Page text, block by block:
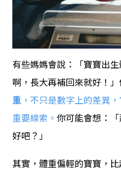
有些媽媽會說：「寶寶出
啊，長大再補回來就好！」
重 ，不只是數字上的差異
重要線索。 你可能會想：
好吧？」
其實，體重偏輕的寶寶，